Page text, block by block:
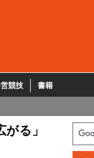
競技 書籍
る」